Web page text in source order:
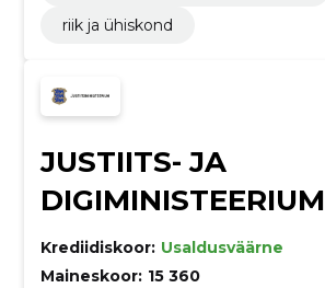
riik ja ühiskond
JUSTIITS- JA
DIGIMINISTEERIUM
Krediidiskoor: Usaldusväärne
Maineskoor: 15 360